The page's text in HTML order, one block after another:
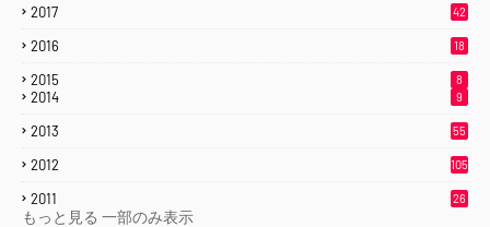
2017 42
2016 18
2015 8
2014 9
2013 55
2012 105
2011 26
もっと見る 一部のみ表示